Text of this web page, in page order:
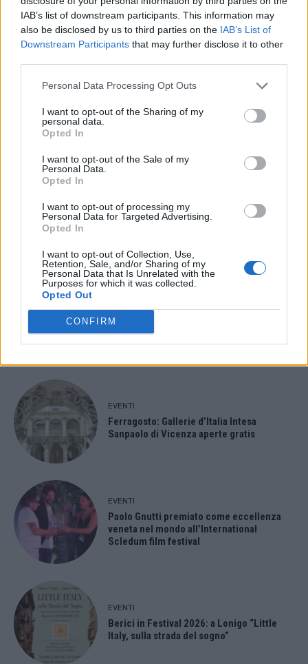
IAB’s list of downstream participants. This information may
also be disclosed by us to third parties on the IAB’s List of
Downstream Participants that may further disclose it to other
Personal Data Processing Opt Outs
I want to opt-out of the Sharing of my
personal data.
Opted In
I want to opt-out of the Sale of my
Personal Data.
Opted In
I want to opt-out of processing my
Personal Data for Targeted Advertising.
Opted In
I want to opt-out of Collection, Use,
Retention, Sale, and/or Sharing of my
Personal Data that Is Unrelated with the
Purposes for which it was collected.
Opted Out
CONFIRM
STAY CONNECTED
9,253 3,533
Follower
2,652
Iscritti
- Advertisement -
ULTIMI ARTICOLI
Montecchio Maggiore, al Castello di
Romeo arrivano “Le nozze di Figaro” di
EVENTI
Ferragosto: Gallerie d’Italia Intesa
Sanpaolo di Vicenza aperte gratis
EVENTI
Paolo Gnutti premiato come eccellenza
veneta nel mondo all’International
Scledum film festival
EVENTI
Berici in Festival 2026: a Lonigo “Little
Italy, sulla strada del sogno”